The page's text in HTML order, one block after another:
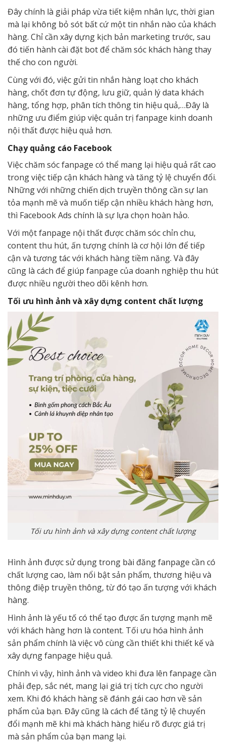
Đây chính là giải pháp vừa tiết kiệm nhân lực, thời gian
mà lại không bỏ sót bất cứ một tin nhắn nào của khách
hàng. Chỉ cần xây dựng kịch bản marketing trước, sau
đó tiến hành cài đặt bot để chăm sóc khách hàng thay
thế cho con người.
Cùng với đó, việc gửi tin nhắn hàng loạt cho khách
hàng, chốt đơn tự động, lưu giữ, quản lý data khách
hàng, tổng hợp, phân tích thông tin hiệu quả,…Đây là
những ưu điểm giúp việc quản trị fanpage kinh doanh
nội thất được hiệu quả hơn.
Chạy quảng cáo Facebook
Việc chăm sóc fanpage có thể mang lại hiệu quả rất cao
trong việc tiếp cận khách hàng và tăng tỷ lệ chuyển đổi.
Những với những chiến dịch truyền thông cần sự lan
tỏa mạnh mẽ và muốn tiếp cận nhiều khách hàng hơn,
thì Facebook Ads chính là sự lựa chọn hoàn hảo.
Với một fanpage nội thất được chăm sóc chỉn chu,
content thu hút, ấn tượng chính là cơ hội lớn để tiếp
cận và tương tác với khách hàng tiềm năng. Và đây
cũng là cách để giúp fanpage của doanh nghiệp thu hút
được nhiều người theo dõi kênh hơn.
Tối ưu hình ảnh và xây dựng content chất lượng
Tối ưu hình ảnh và xây dựng content chất lượng
Hình ảnh được sử dụng trong bài đăng fanpage cần có
chất lượng cao, làm nổi bật sản phẩm, thương hiệu và
thông điệp truyền thông, từ đó tạo ấn tượng với khách
hàng.
Hình ảnh là yếu tố có thể tạo được ấn tượng mạnh mẽ
với khách hàng hơn là content. Tối ưu hóa hình ảnh
sản phẩm chính là việc vô cùng cần thiết khi thiết kế và
xây dựng fanpage hiệu quả.
Chính vì vậy, hình ảnh và video khi đưa lên fanpage cần
phải đẹp, sắc nét, mang lại giá trị tích cực cho người
xem. Khi đó khách hàng sẽ đánh gái cao hơn về sản
phẩm của bạn. Đây cũng là cách để tăng tỷ lệ chuyển
đổi mạnh mẽ khi mà khách hàng hiểu rõ được giá trị
mà sản phẩm của bạn mang lại.